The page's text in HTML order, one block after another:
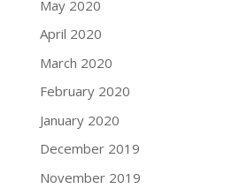
May 2020
April 2020
March 2020
February 2020
January 2020
December 2019
November 2019